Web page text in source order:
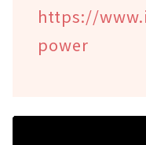
https://
power